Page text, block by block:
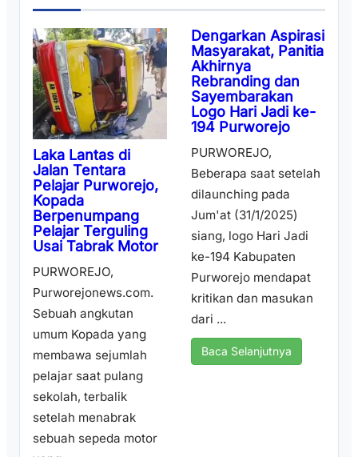
Laka Lantas di
Jalan Tentara
Pelajar Purworejo,
Kopada
Berpenumpang
Pelajar Terguling
Usai Tabrak Motor
PURWOREJO,
Purworejonews.com.
Sebuah angkutan
umum Kopada yang
membawa sejumlah
pelajar saat pulang
sekolah, terbalik
setelah menabrak
sebuah sepeda motor
Dengarkan Aspirasi
Masyarakat, Panitia
Akhirnya
Rebranding dan
Sayembarakan
Logo Hari Jadi ke-
194 Purworejo
PURWOREJO,
Beberapa saat setelah
dilaunching pada
Jum'at (31/1/2025)
siang, logo Hari Jadi
ke-194 Kabupaten
Purworejo mendapat
kritikan dan masukan
dari ...
Baca Selanjutnya